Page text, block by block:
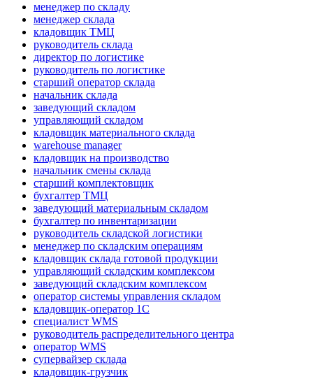
менеджер по складу
менеджер склада
кладовщик ТМЦ
руководитель склада
директор по логистике
руководитель по логистике
старший оператор склада
начальник склада
заведующий складом
управляющий складом
кладовщик материального склада
warehouse manager
кладовщик на производство
начальник смены склада
старший комплектовщик
бухгалтер ТМЦ
заведующий материальным складом
бухгалтер по инвентаризации
руководитель складской логистики
менеджер по складским операциям
кладовщик склада готовой продукции
управляющий складским комплексом
заведующий складским комплексом
оператор системы управления складом
кладовщик-оператор 1С
специалист WMS
руководитель распределительного центра
оператор WMS
супервайзер склада
кладовщик-грузчик